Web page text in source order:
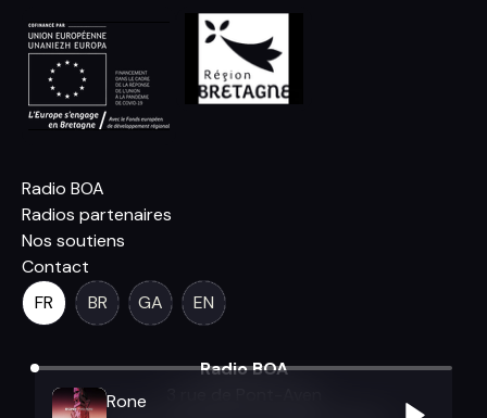
Radio BOA
Radios partenaires
Nos soutiens
Contact
FR
BR GA EN
Radio BOA
Rone